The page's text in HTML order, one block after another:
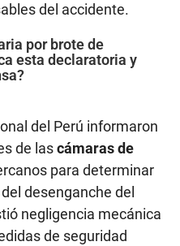
del accidente.
por brote de
esta declaratoria y
del Perú informaron
de lascámaras de
para determinar
desenganche del
negligencia mecánica
de seguridad